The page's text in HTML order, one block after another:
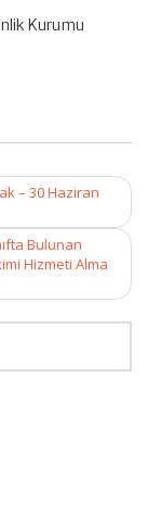
Kurumu
– 30 Haziran
Bulunan
Hizmeti Alma